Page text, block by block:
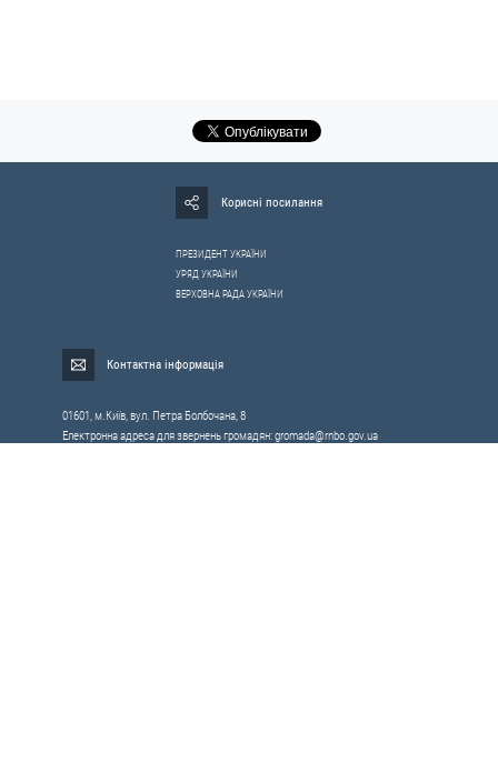
Корисні посилання
ПРЕЗИДЕНТ УКРАЇНИ
УРЯД УКРАЇНИ
ВЕРХОВНА РАДА УКРАЇНИ
Контактна інформація
01601, м.Київ, вул. Петра Болбочана, 8
Електронна адреса для звернень громадян:gromada@rnbo.gov.ua